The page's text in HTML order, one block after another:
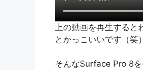
上の動画を再生する
とかっこいいです（笑）
そんなSurface Pro 8